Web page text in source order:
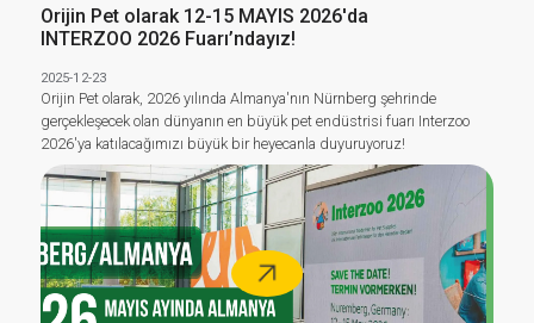
Üretim
Teknolojimiz
Orijin Pet olarak 12-15 MAYIS 2026'da
INTERZOO 2026 Fuarı’ndayız!
2025-12-23
Orijin Pet olarak, 2026 yılında Almanya'nın Nürnberg şehrinde
gerçekleşecek olan dünyanın en büyük pet endüstrisi fuarı Interzoo
2026'ya katılacağımızı büyük bir heyecanla duyuruyoruz!